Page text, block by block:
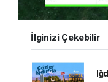
İlginizi Çekebilir